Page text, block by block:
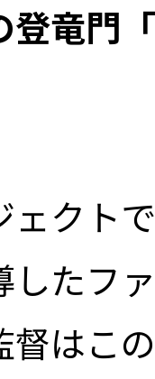
登竜門
クト
したフ
督はこ